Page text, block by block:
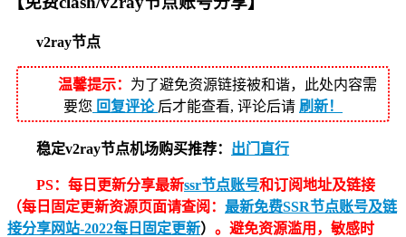
v2ray节点
温馨提示： 为了避免资源链接被和谐，此处内容需
要您 回复评论 后才能查看, 评论后请 刷新！
稳定v2ray节点机场购买推荐： 出门直行
PS：每日更新分享最新ssr节点账号和订阅地址及链接
（每日固定更新资源页面请查阅： 最新免费SSR节点账号及链
接分享网站-2022每日固定更新） 。避免资源滥用，敏感时